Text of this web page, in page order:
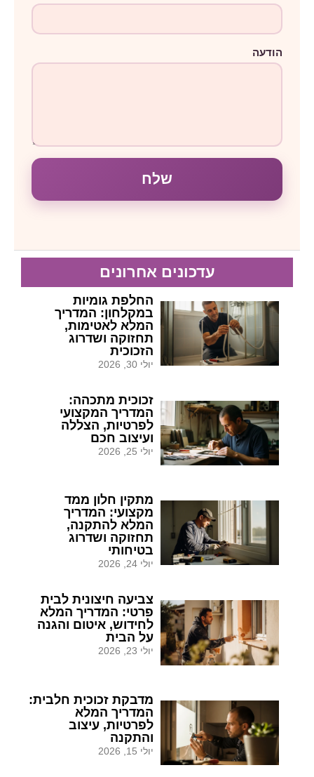
הודעה
שלח
עדכונים אחרונים
החלפת גומיות
במקלחון: המדריך
המלא לאטימות,
תחזוקה ושדרוג
הזכוכית
יולי 30, 2026
זכוכית מתכהה:
המדריך המקצועי
לפרטיות, הצללה
ועיצוב חכם
יולי 25, 2026
מתקין חלון ממד
מקצועי: המדריך
המלא להתקנה,
תחזוקה ושדרוג
בטיחותי
יולי 24, 2026
צביעה חיצונית לבית
פרטי: המדריך המלא
לחידוש, איטום והגנה
על הבית
יולי 23, 2026
מדבקת זכוכית חלבית:
המדריך המלא
לפרטיות, עיצוב
והתקנה
יולי 15, 2026